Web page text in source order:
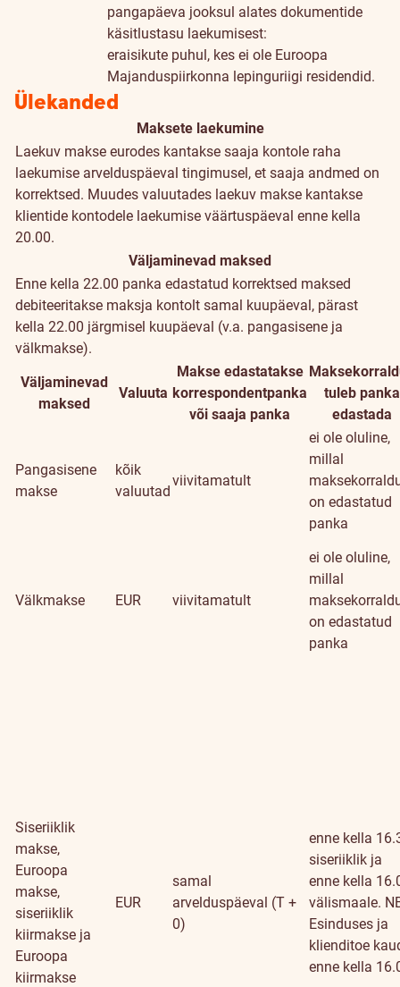
pangapäeva jooksul alates dokumentide
käsitlustasu laekumisest:
eraisikute puhul, kes ei ole Euroopa
Majanduspiirkonna lepinguriigi residendid.
Ülekanded
Maksete laekumine
Laekuv makse eurodes kantakse saaja kontole raha
laekumise arvelduspäeval tingimusel, et saaja andmed on
korrektsed. Muudes valuutades laekuv makse kantakse
klientide kontodele laekumise väärtuspäeval enne kella
20.00.
Väljaminevad maksed
Enne kella 22.00 panka edastatud korrektsed maksed
debiteeritakse maksja kontolt samal kuupäeval, pärast
kella 22.00 järgmisel kuupäeval (v.a. pangasisene ja
välkmakse).
Väljaminevad
maksed
Valuuta
Makse edastatakse
korrespondentpanka
või saaja panka
tuleb panka
edastada
Pangasisene
makse
kõik
valuutad
viivitamatult
ei ole oluline,
millal
on edastatud
panka
Välkmakse EUR viivitamatult
ei ole oluline,
millal
on edastatud
panka
Siseriiklik
makse,
Euroopa
makse,
siseriiklik
kiirmakse ja
Euroopa
kiirmakse
EUR
samal
arvelduspäeval (T +
0)
enne kella
siseriiklik ja
enne kella
välismaale.
Esinduses ja
klienditoe
enne kella